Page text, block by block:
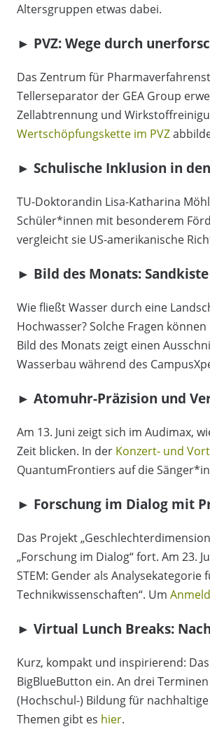
Altersgruppen etwas dabei.
► PVZ: Wege durch
Das Zentrum für
Tellerseparator der GEA Group
Zellabtrennung und
Wertschöpfungskette im PVZ
► Schulische Inklusion in
TU-Doktorandin Lisa-Katharina
Schüler*innen mit besonderem
vergleicht sie US-amerikanische
► Bild des Monats:
Wie fließt Wasser durch eine
Hochwasser? Solche Fragen
Bild des Monats zeigt einen
Wasserbau während des
► Atomuhr-Präzision und
Am 13. Juni zeigt sich im Audimax,
Zeit blicken. In der Konzert- und
QuantumFrontiers auf die
► Forschung im Dialog mit
Das Projekt
„Forschung im Dialog“ fort. Am 23.
STEM: Gender als
Technikwissenschaften“. Um
► Virtual Lunch Breaks:
Kurz, kompakt und inspirierend:
BigBlueButton ein. An drei
(Hochschul-) Bildung für
Themen gibt es hier.